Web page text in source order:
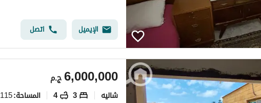
الإيميل اتصل
ج.م6,000,000
شاليه 3
4 المساحة:115 متر مربع